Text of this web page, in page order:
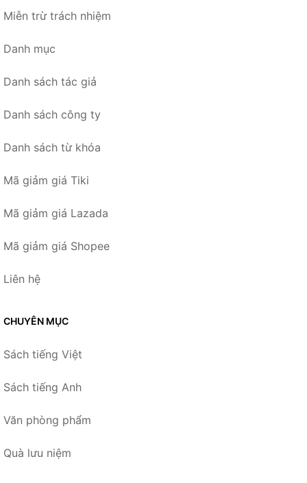
Miễn trừ trách nhiệm
Danh mục
Danh sách tác giả
Danh sách công ty
Danh sách từ khóa
Mã giảm giá Tiki
Mã giảm giá Lazada
Mã giảm giá Shopee
Liên hệ
CHUYÊN MỤC
Sách tiếng Việt
Sách tiếng Anh
Văn phòng phẩm
Quà lưu niệm